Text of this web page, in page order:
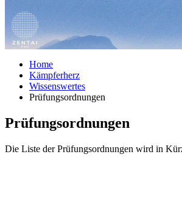
Home
Kämpferherz
Wissenswertes
Prüfungsordnungen
Prüfungsordnungen
Die Liste der Prüfungsordnungen wird in